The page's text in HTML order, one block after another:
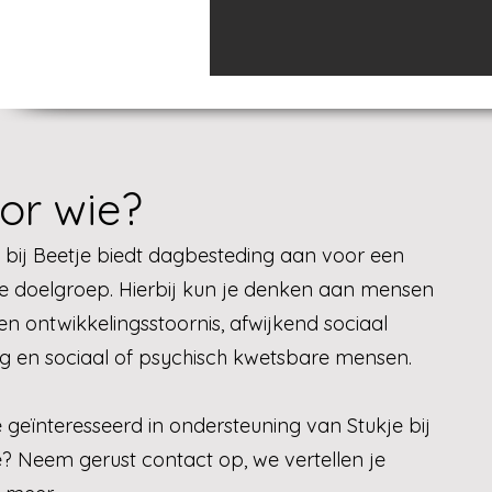
wie?
bij Beetje biedt dagbesteding aan voor een
doelgroep. Hierbij kun je denken aan mensen
ontwikkelingsstoornis, afwijkend sociaal
en sociaal of psychisch kwetsbare mensen.
geïnteresseerd in ondersteuning van Stukje bij
Neem gerust contact op, we vertellen je